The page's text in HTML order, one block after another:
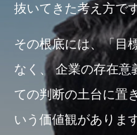
抜いてきた考え方で
その根底には、「目
なく、企業の存在意
ての判断の土台に置き
いう価値観があります